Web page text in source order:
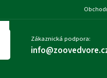
Zákaznická podpora: